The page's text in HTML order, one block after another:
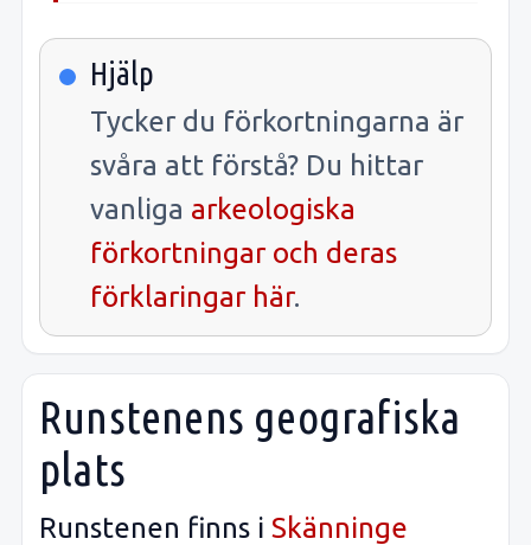
Hjälp
Tycker du förkortningarna är
svåra att förstå? Du hittar
vanliga arkeologiska
förkortningar och deras
förklaringar här.
Runstenens geografiska
plats
Runstenen finns i Skänninge